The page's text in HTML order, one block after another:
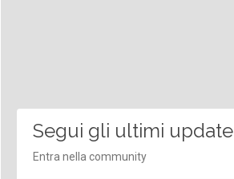
Segui gli ultimi update
Entra nella community